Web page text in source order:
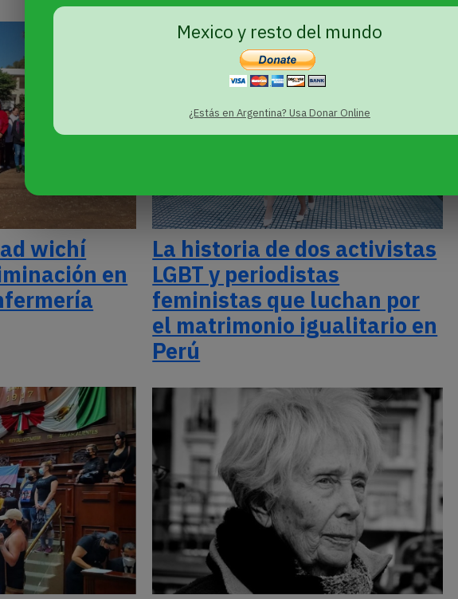
Mexico y resto del mundo
¿Estás en Argentina? Usa Donar Online
wichí
en
La historia de dos activistas
LGBT y periodistas
feministas que luchan por
el matrimonio igualitario en
Perú